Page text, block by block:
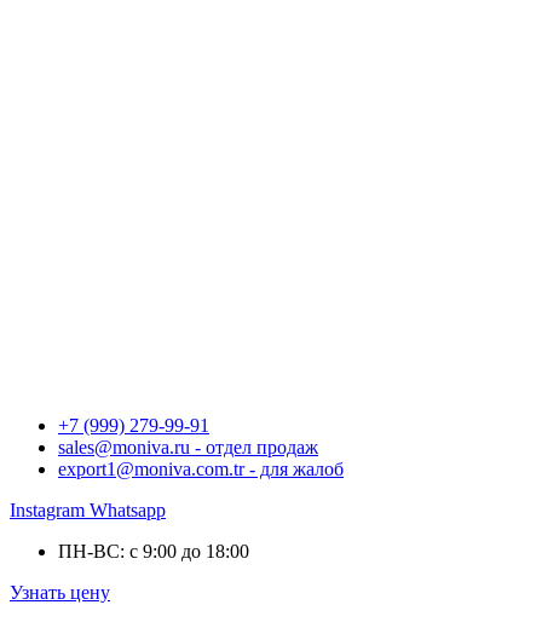
+7 (999) 279-99-91
sales@moniva.ru - отдел продаж
export1@moniva.com.tr - для жалоб
Instagram Whatsapp
ПН-ВС: с 9:00 до 18:00
Узнать цену